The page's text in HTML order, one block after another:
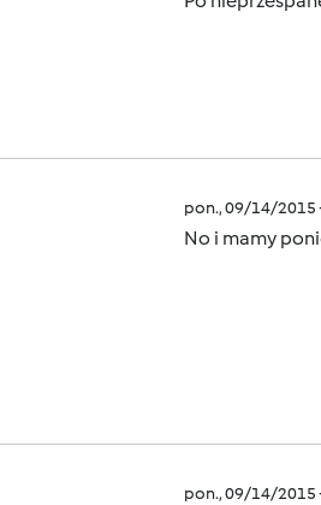
pon., 09/14/2015
No i mamy
pon., 09/14/2015